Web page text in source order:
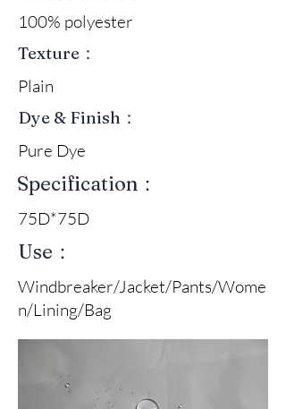
100% polyester
Texture：
Plain
Dye & Finish：
Pure Dye
Specification：
75D*75D
Use：
Windbreaker/Jacket/Pants/Wome
n/Lining/Bag